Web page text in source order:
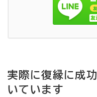
実際に復縁に成
いています